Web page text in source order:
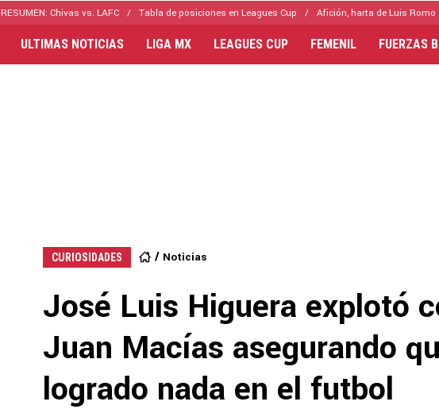
RESUMEN: Chivas vs. LAFC Tabla de posiciones en Leagues Cup Afición, harta de Luis Romo
ULTIMAS NOTICIAS LIGA MX LEAGUES CUP FEMENIL FUERZAS
CURIOSIDADES Noticias
José Luis Higuera explotó
Juan Macías asegurando
logrado nada en el futbol